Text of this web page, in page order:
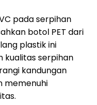
pada serpihan
botol PET dari
plastik ini
kualitas serpihan
kandungan
memenuhi